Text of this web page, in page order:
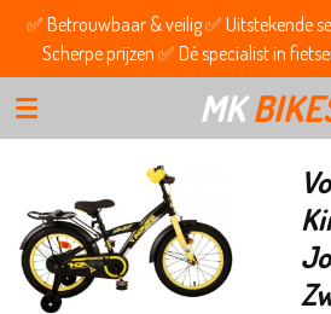
Ga
direct
naar
de
hoofdinhoud
MK
✅ Betrouwbaar & veilig ✅ Uitstekende
Scherpe prijzen ✅ Dé specialist in